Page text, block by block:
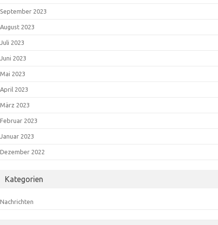
September 2023
August 2023
Juli 2023
Juni 2023
Mai 2023
April 2023
März 2023
Februar 2023
Januar 2023
Dezember 2022
Kategorien
Nachrichten